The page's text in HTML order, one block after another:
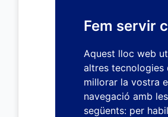
Fem servir
Aquest lloc web
altres tecnologies
millorar la vostra
navegació amb
següents: per